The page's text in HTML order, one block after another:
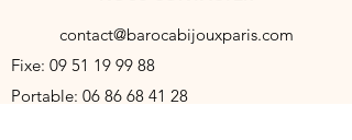
contact@barocabijouxparis.com
Fixe: 09 51 19 99 88
Portable: 06 86 68 41 28